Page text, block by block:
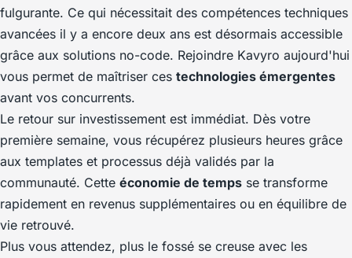
fulgurante. Ce qui nécessitait des compétences techniques
avancées il y a encore deux ans est désormais accessible
grâce aux solutions no-code. Rejoindre Kavyro aujourd'hui
vous permet de maîtriser ces technologies émergentes
avant vos concurrents.
Le retour sur investissement est immédiat. Dès votre
première semaine, vous récupérez plusieurs heures grâce
aux templates et processus déjà validés par la
communauté. Cette économie de temps se transforme
rapidement en revenus supplémentaires ou en équilibre de
vie retrouvé.
Plus vous attendez, plus le fossé se creuse avec les